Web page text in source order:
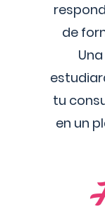
de
tu
en un